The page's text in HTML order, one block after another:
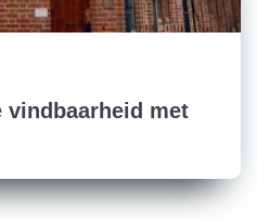
vindbaarheid met